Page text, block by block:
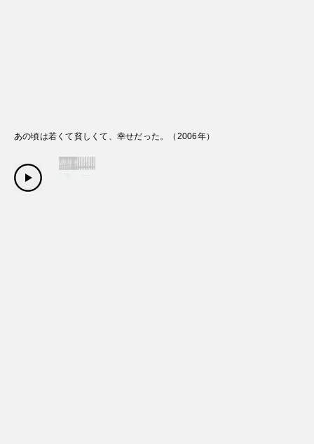
あの頃は若くて貧しくて、幸せだった。 （ 2006年）